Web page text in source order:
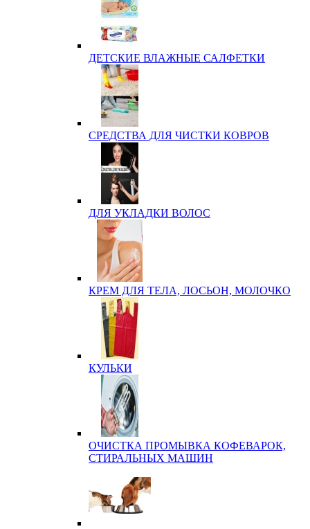
ДЕТСКИЕ ВЛАЖНЫЕ САЛФЕТКИ
СРЕДСТВА ДЛЯ ЧИСТКИ КОВРОВ
ДЛЯ УКЛАДКИ ВОЛОС
КРЕМ ДЛЯ ТЕЛА, ЛОСЬОН, МОЛОЧКО
КУЛЬКИ
ОЧИСТКА ПРОМЫВКА КОФЕВАРОК,
СТИРАЛЬНЫХ МАШИН